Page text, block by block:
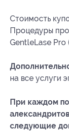
Стоимость
Процедуры
GentleLase
на все услуги
При каждом
следующие